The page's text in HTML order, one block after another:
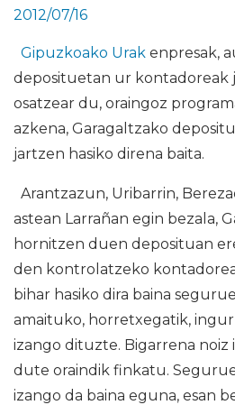
2012/07/16
Gipuzkoako Urak enpresak,
deposituetan ur kontadoreak
osatzear du, oraingoz
azkena, Garagaltzako
jartzen hasiko direna baita.
Arantzazun, Uribarrin,
astean Larrañan egin bezala,
hornitzen duen deposituan
den kontrolatzeko
bihar hasiko dira baina
amaituko, horretxegatik,
izango dituzte. Bigarrena noiz
dute oraindik finkatu.
izango da baina eguna, esan